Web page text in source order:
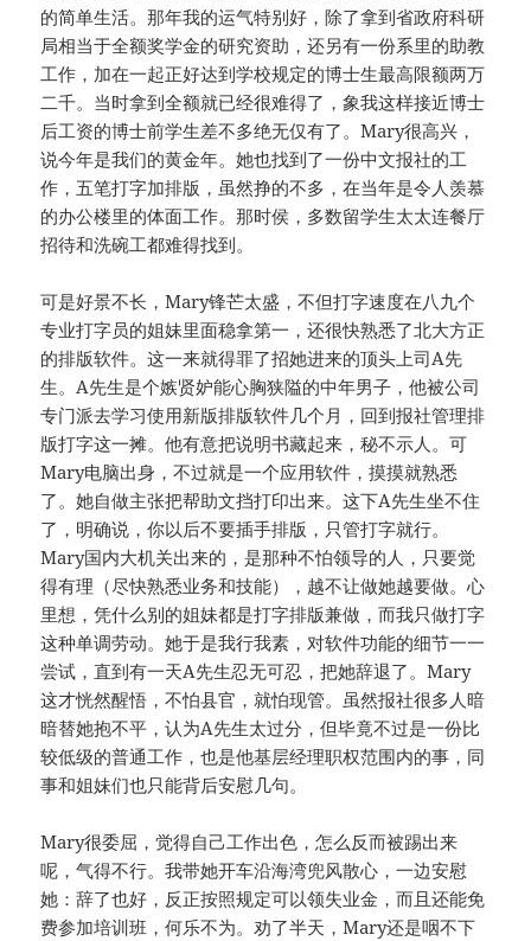
的简单生活。那年我的运气特别好，除了拿到省政府科研
局相当于全额奖学金的研究资助，还另有一份系里的助教
工作，加在一起正好达到学校规定的博士生最高限额两万
二千。当时拿到全额就已经很难得了，象我这样接近博士
后工资的博士前学生差不多绝无仅有了。Mary很高兴，
说今年是我们的黄金年。她也找到了一份中文报社的工
作，五笔打字加排版，虽然挣的不多，在当年是令人羡慕
的办公楼里的体面工作。那时侯，多数留学生太太连餐厅
招待和洗碗工都难得找到。
可是好景不长，Mary锋芒太盛，不但打字速度在八九个
专业打字员的姐妹里面稳拿第一，还很快熟悉了北大方正
的排版软件。这一来就得罪了招她进来的顶头上司A先
生。A先生是个嫉贤妒能心胸狭隘的中年男子，他被公司
专门派去学习使用新版排版软件几个月，回到报社管理排
版打字这一摊。他有意把说明书藏起来，秘不示人。可
Mary电脑出身，不过就是一个应用软件，摸摸就熟悉
了。她自做主张把帮助文挡打印出来。这下A先生坐不住
了，明确说，你以后不要插手排版，只管打字就行。
Mary国内大机关出来的，是那种不怕领导的人，只要觉
得有理（尽快熟悉业务和技能），越不让做她越要做。心
里想，凭什么别的姐妹都是打字排版兼做，而我只做打字
这种单调劳动。她于是我行我素，对软件功能的细节一一
尝试，直到有一天A先生忍无可忍，把她辞退了。Mary
这才恍然醒悟，不怕县官，就怕现管。虽然报社很多人暗
暗替她抱不平，认为A先生太过分，但毕竟不过是一份比
较低级的普通工作，也是他基层经理职权范围内的事，同
事和姐妹们也只能背后安慰几句。
Mary很委屈，觉得自己工作出色，怎么反而被踢出来
呢，气得不行。我带她开车沿海湾兜风散心，一边安慰
她：辞了也好，反正按照规定可以领失业金，而且还能免
费参加培训班，何乐不为。劝了半天，Mary还是咽不下